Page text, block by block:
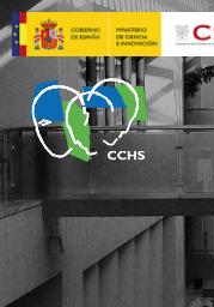
Pasar
al
contenido
principal